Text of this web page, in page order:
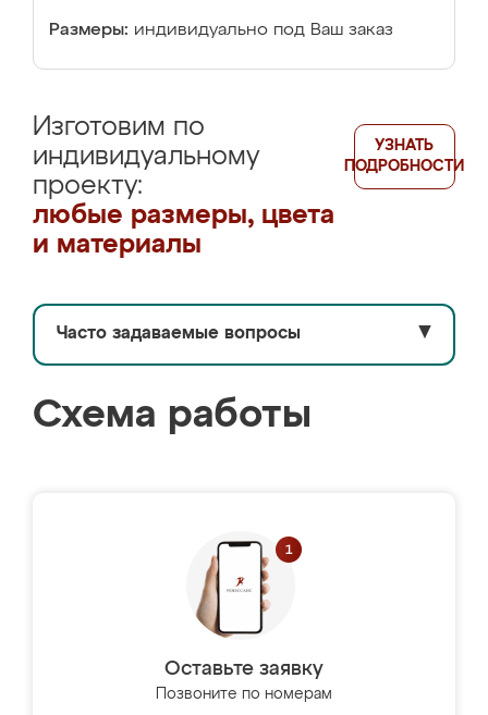
Размеры: индивидуально под Ваш заказ
Изготовим по
индивидуальному
проекту:
любые размеры, цвета
и материалы
УЗНАТЬ
ПОДРОБНОСТИ
Часто задаваемые вопросы ▼
Схема работы
Оставьте заявку
Позвоните по номерам